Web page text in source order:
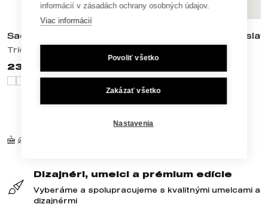
Sad Janka Kráľa
Tričká
23,90 €
Slavín /
Kvalita a ohľaduplnosť
Dizajnéri, umelci a prémium edície
Vyberáme a spolupracujeme s kvalitnými umelcami a
dizajnérmi
informácií v zásadách ochrany osobných údajov.
Viac informácií
Povoliť všetko
Zakázať všetko
Nastavenia